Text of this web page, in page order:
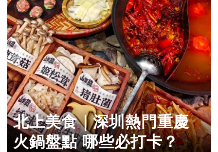
北上美食｜深圳熱門重慶
火鍋盤點 哪些必打卡？